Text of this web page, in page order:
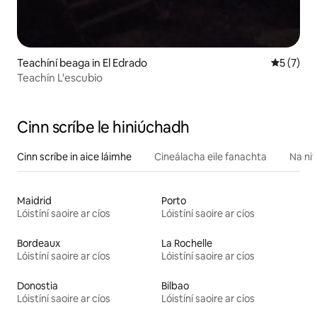
Teachíní beaga in El Edrado
5 (7)
Teachín L'escubio
Cinn scríbe le hiniúchadh
Cinn scríbe in aice láimhe Cineálacha eile fanachta Na
Maidrid
Lóistíní saoire ar cíos
Porto
Lóistíní saoire ar cíos
Bordeaux
Lóistíní saoire ar cíos
La Rochelle
Lóistíní saoire ar cíos
Donostia
Lóistíní saoire ar cíos
Bilbao
Lóistíní saoire ar cíos